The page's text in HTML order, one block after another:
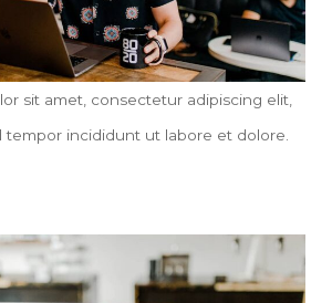
sit amet, consectetur adipiscing elit,
tempor incididunt ut labore et dolore.